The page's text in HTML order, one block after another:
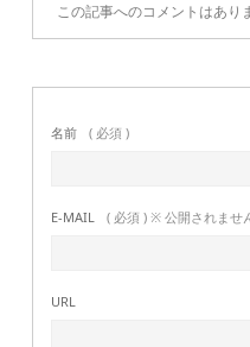
この記事へのコメントはあり
名前 ( 必須 )
E-MAIL ( 必須 ) ※ 公開されませ
URL